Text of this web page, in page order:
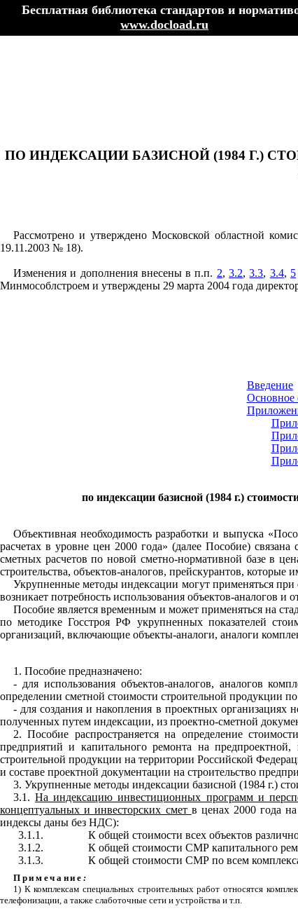
Бесплатная библиотека стандартов и
www.docload.ru
ПО ИНДЕКСАЦИИ БАЗИСНОЙ (1984 Г.)
Рассмотрено и утверждено Московской областной
19.11.2003 № 18).
Изменения и дополнения внесены в п.п. 2,3.2,3.3, 3.4, 5
Минмособлстроем и утверждены 29 марта 2004 года
Введение
Основное
по индексации базисной (1984 г.)
Объективная необходимость разработки и выпуска
расчетах в уровне цен 2000 года» (далее Пособие)
сметных расчетов по новой сметно-нормативной базе в
строительства, объектов-аналогов, прейскурантов,
Укрупненные методы индексации могут применяться при
возникает потребность использования объектов-аналогов
Пособие является временным и может применяться на
по методике Госстроя РФ укрупненных показателей
организаций, включающие объекты-аналоги, аналоги
1. Пособие предназначено:
- для использования объектов-аналогов, аналогов
определении сметной стоимости строительной продукции
- для создания и накопления в проектных организациях
полученных путем индексации, из проектно-сметной
2. Пособие распространяется на определение
предприятий и капитального ремонта на
строительной продукции на территории Российской
и составе проектной документации на строительство
3. Укрупненные методы индексации базисной (1984 г.)
3.1.На индексацию инвестиционных программ и
концептуальных и инвесторских смет в ценах 2000 года
индексы даны без НДС):
3.1.1.
К общей стоимости всех объектов
3.1.2.
К общей стоимости СМР капитального
3.1.3.
К общей стоимости СМР по всем
Примечание :
1) К комплексам специальных строительных работ относятся
телефонизации, а также слаботочные сети и устройства и т.п.